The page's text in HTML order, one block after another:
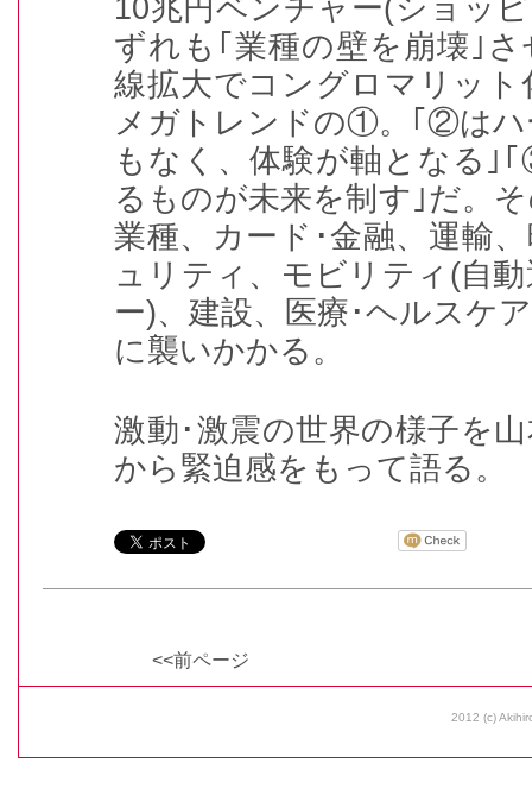
10兆円ベンチャー(ショッ
ずれも｢業種の壁を崩壊｣
線拡大でコングロマリッ
メガトレンドの①。｢②はハ
もなく、体験が軸となる｣
るものが未来を制す｣だ。
業種、カード･金融、運輸
ュリティ、モビリティ(自
ー)、建設、医療･ヘルスケ
に襲いかかる。
激動･激震の世界の様子を
から緊迫感をもって語る。
<<前ページ
2012 (c)